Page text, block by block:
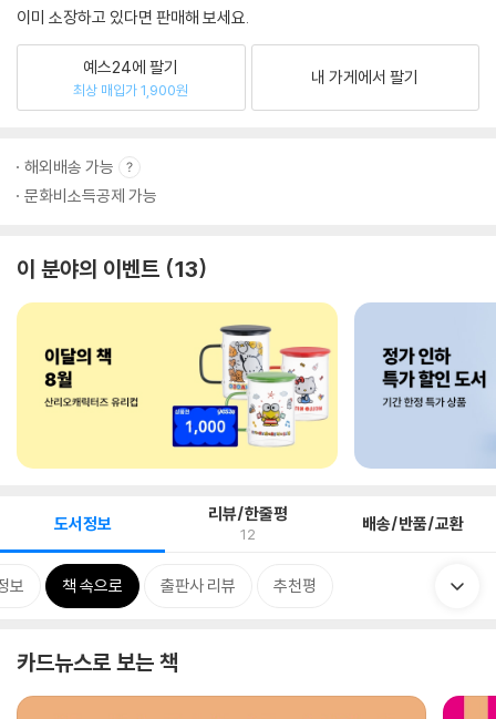
이미 소장하고 있다면 판매해 보세요.
예스24에 팔기
최상 매입가 1,900원
내 가게에서 팔기
해외배송 가능
문화비소득공제 가능
이 분야의 이벤트 13
도서정보 리뷰/한줄평
12 배송/반품/교환
보 책 속으로 출판사 리뷰 추천평
카드뉴스로 보는 책